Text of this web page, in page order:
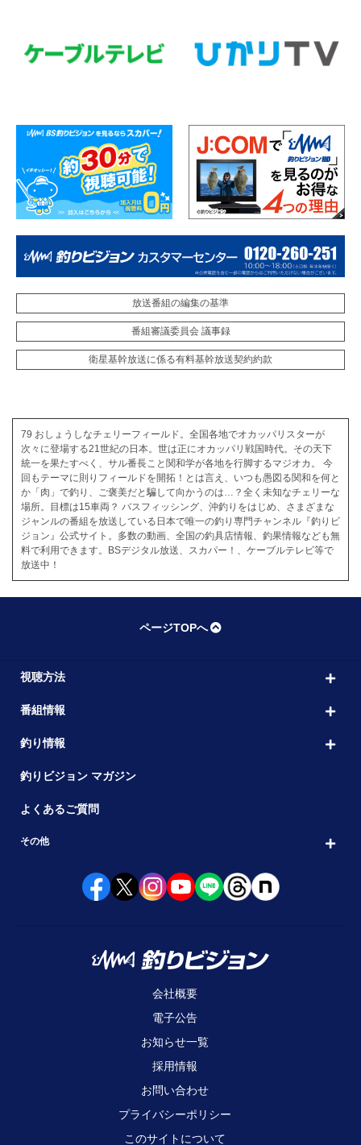
放送番組の編集の基準
番組審議委員会 議事録
衛星基幹放送に係る有料基幹放送契約約款
79 おしょうしなチェリーフィールド。全国各地でオカッパリスターが
次々に登場する21世紀の日本。世は正にオカッパリ戦国時代。その天下
統一を果たすべく、サル番長こと関和学が各地を行脚するマジオカ。 今
回もテーマに則りフィールドを開拓！とは言え、いつも愚図る関和を何と
か「肉」で釣り、ご褒美だと騙して向かうのは…？全く未知なチェリーな
場所。目標は15車両？ バスフィッシング、沖釣りをはじめ、さまざまな
ジャンルの番組を放送している日本で唯一の釣り専門チャンネル『釣りビ
ジョン』公式サイト。多数の動画、全国の釣具店情報、釣果情報なども無
料で利用できます。BSデジタル放送、スカパー！、ケーブルテレビ等で
放送中！
ページTOPへ
視聴方法
番組情報
釣り情報
釣りビジョン マガジン
よくあるご質問
その他
会社概要
電子公告
お知らせ一覧
採用情報
お問い合わせ
プライバシーポリシー
このサイトについて